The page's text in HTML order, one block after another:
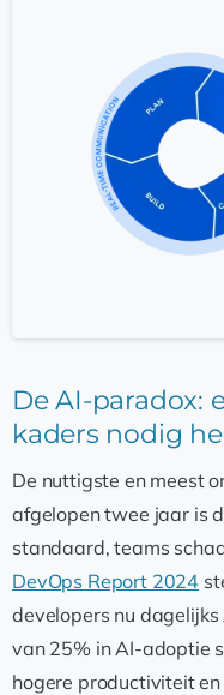
De AI-paradox:
kaders nodig
De nuttigste en meest
afgelopen twee jaar is
standaard, teams
DevOps Report 2024
developers nu
van 25% in AI-adoptie
hogere productiviteit